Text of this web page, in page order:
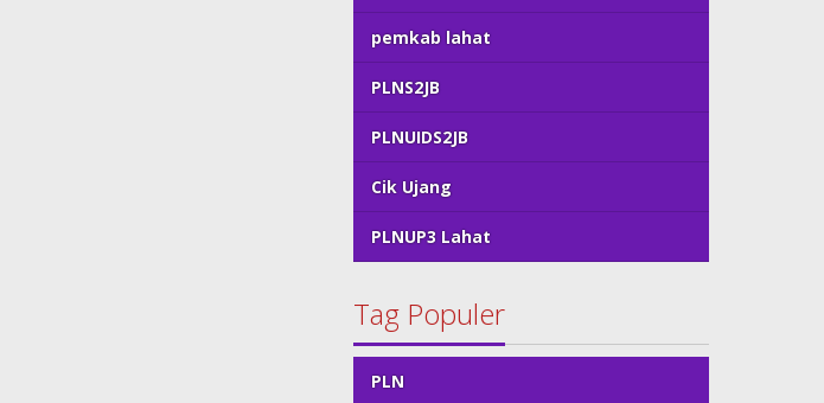
pemkab lahat
PLNS2JB
PLNUIDS2JB
Cik Ujang
PLNUP3 Lahat
Tag Populer
PLN